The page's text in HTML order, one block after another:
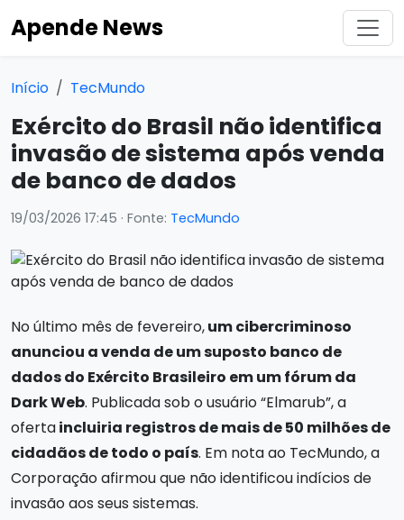
Apende News
Início TecMundo
Exército do Brasil não identifica
invasão de sistema após venda
de banco de dados
19/03/2026 17:45 · Fonte: TecMundo
No último mês de fevereiro,um cibercriminoso
anunciou a venda de um suposto banco de
dados do Exército Brasileiro em um fórum da
Dark Web. Publicada sob o usuário “Elmarub”, a
ofertaincluiria registros de mais de 50 milhões de
cidadãos de todo o país. Em nota ao TecMundo, a
Corporação afirmou que não identificou indícios de
invasão aos seus sistemas.